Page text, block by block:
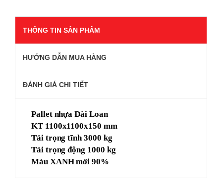
THÔNG TIN SẢN PHẨM
HƯỚNG DẪN MUA HÀNG
ĐÁNH GIÁ CHI TIẾT
Pallet nhựa Đài Loan
KT 1100x1100x150 mm
Tải trọng tĩnh 3000 kg
Tải trọng động 1000 kg
Màu XANH mới 90%